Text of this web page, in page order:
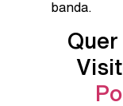
banda.